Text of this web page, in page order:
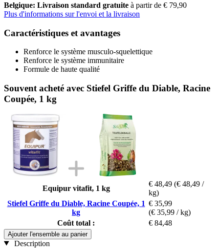
Belgique: Livraison standard gratuite à partir de € 79,90
Plus d'informations sur l'envoi et la livraison
Caractéristiques et avantages
Renforce le système musculo-squelettique
Renforce le système immunitaire
Formule de haute qualité
Souvent acheté avec Stiefel Griffe du Diable, Racine
Coupée, 1 kg
Equipur vitafit, 1 kg
€ 48,49 (€ 48,49 /
kg)
Stiefel Griffe du Diable, Racine Coupée, 1
kg
€ 35,99
(€ 35,99 / kg)
Coût total :
€ 84,48
Ajouter l'ensemble au panier
Description